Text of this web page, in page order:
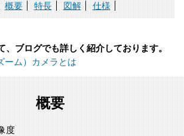
概要 特長 図解 仕様
、ブログでも詳しく紹介しております。
ーム）カメラとは
概要
度